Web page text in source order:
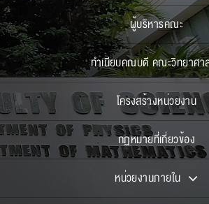
ความร่วมมือกับต่างประเทศ
ข่าวและกิจกรรม
ผู้บริหารคณะ
ทำเนียบคณบดี คณะวิทยาศา
โครงสร้างหน่วยงาน
กฏหมายที่เกี่ยวข้อง
หน่วยงานภายใน